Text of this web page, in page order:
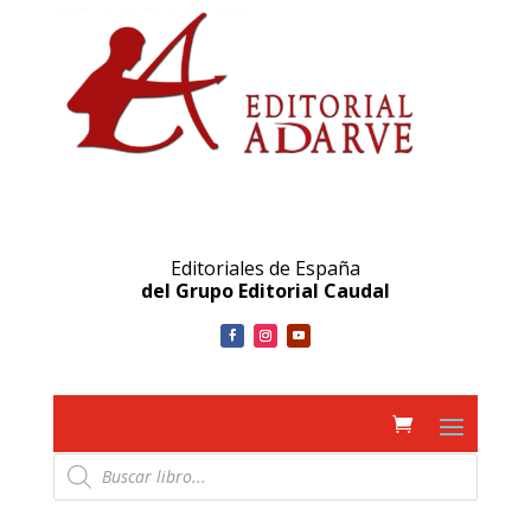
Editoriales de España
del Grupo Editorial Caudal
Búsqueda
de
productos